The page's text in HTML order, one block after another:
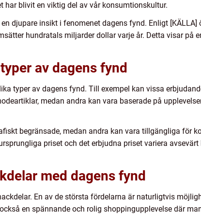
har blivit en viktig del av vår konsumtionskultur.
djupare insikt i fenomenet dagens fynd. Enligt
hundratals miljarder dollar varje år. Detta visar på
av dagens fynd
typer av dagens fynd. Till exempel kan vissa
medan andra kan vara baserade på
begränsade, medan andra kan vara tillgängliga för
priset och det erbjudna priset variera
med dagens fynd
En av de största fördelarna är naturligtvis
en spännande och rolig shoppingupplevelse där